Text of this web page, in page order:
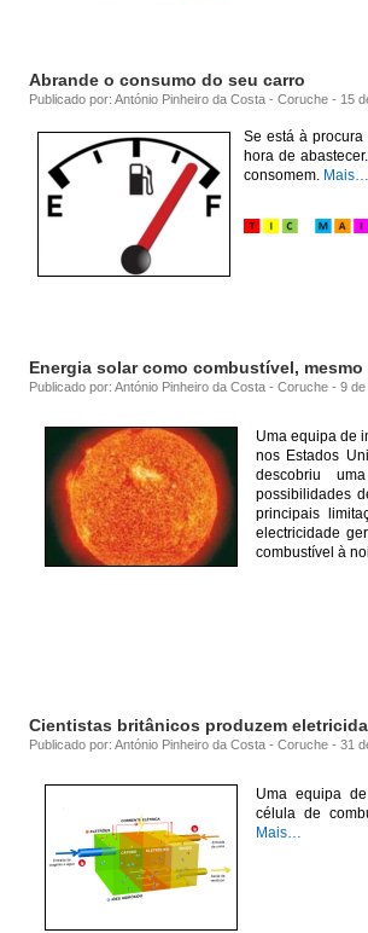
Abrande o consumo do seu carro
Publicado por: António Pinheiro da Costa - Coruche - 15
Se está à
hora de
consomem. Mais…
Energia solar como combustível,
Publicado por: António Pinheiro da Costa - Coruche - 9 de
Uma equipa de
nos Estados
descobriu
possibilidades
principais
electricidade
combustível à
Cientistas britânicos produzem
Publicado por: António Pinheiro da Costa - Coruche - 31
Uma equipa
célula de
Mais…